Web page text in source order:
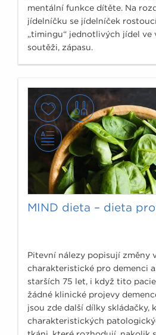
mentální funkce dítěte. Na
jídelníčku se jídelníček
„timingu“ jednotlivých jídel ve
soutěži, zápasu.
MIND dieta – dieta
Pitevní nálezy popisují změny
charakteristické pro demenci
starších 75 let, i když tito
žádné klinické projevy
jsou zde další dílky skládačky,
charakteristických